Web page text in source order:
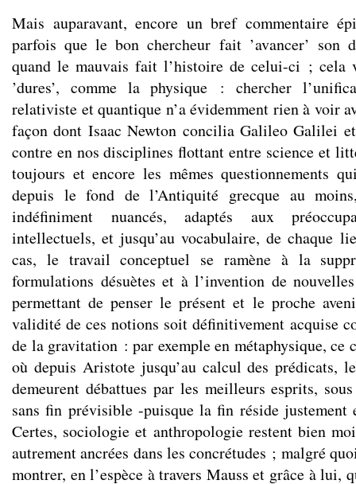
Mais auparavant, encore un bref commentaire
parfois que le bon chercheur fait ’avancer’ son
quand le mauvais fait l’histoire de celui-ci ; cela
’dures’, comme la physique : chercher
relativiste et quantique n’a évidemment rien à voir
façon dont Isaac Newton concilia Galileo Galilei
contre en nos disciplines flottant entre science et
toujours et encore les mêmes questionnements
depuis le fond de l’Antiquité grecque au
indéfiniment nuancés, adaptés aux
intellectuels, et jusqu’au vocabulaire, de chaque
cas, le travail conceptuel se ramène à la
formulations désuètes et à l’invention de
permettant de penser le présent et le proche
validité de ces notions soit définitivement acquise
de la gravitation : par exemple en métaphysique,
où depuis Aristote jusqu’au calcul des prédicats,
demeurent débattues par les meilleurs esprits,
sans fin prévisible -puisque la fin réside justement
Certes, sociologie et anthropologie restent bien
autrement ancrées dans les concrétudes ; malgré
montrer, en l’espèce à travers Mauss et grâce à lui,